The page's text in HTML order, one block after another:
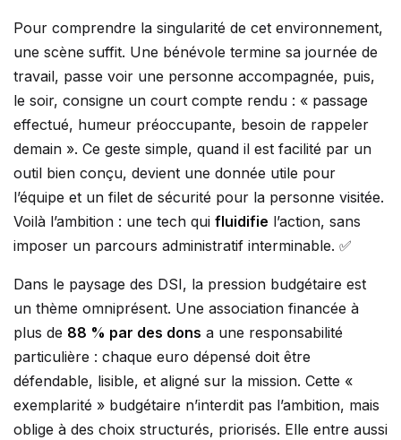
Pour comprendre la singularité de cet environnement,
une scène suffit. Une bénévole termine sa journée de
travail, passe voir une personne accompagnée, puis,
le soir, consigne un court compte rendu : « passage
effectué, humeur préoccupante, besoin de rappeler
demain ». Ce geste simple, quand il est facilité par un
outil bien conçu, devient une donnée utile pour
l’équipe et un filet de sécurité pour la personne visitée.
Voilà l’ambition : une tech qui fluidifie l’action, sans
imposer un parcours administratif interminable. ✅
Dans le paysage des DSI, la pression budgétaire est
un thème omniprésent. Une association financée à
plus de 88 % par des dons a une responsabilité
particulière : chaque euro dépensé doit être
défendable, lisible, et aligné sur la mission. Cette «
exemplarité » budgétaire n’interdit pas l’ambition, mais
oblige à des choix structurés, priorisés. Elle entre aussi